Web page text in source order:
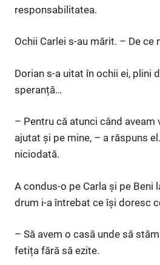
responsabilitatea.
Ochii Carlei s-au mărit. – De ce
Dorian s-a uitat în ochii ei, plini
speranță…
– Pentru că atunci când aveam
ajutat și pe mine, – a răspuns
niciodată.
A condus-o pe Carla și pe Beni
drum i-a întrebat ce își doresc
– Să avem o casă unde să
fetița fără să ezite.